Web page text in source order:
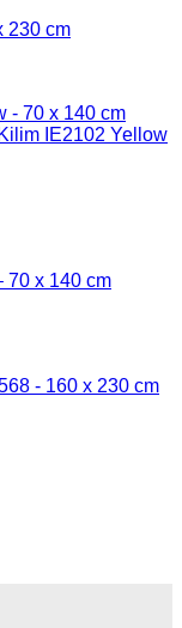
230 cm
70 x 140 cm